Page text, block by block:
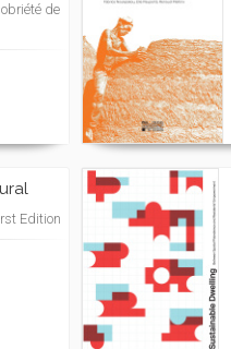
de
Edition